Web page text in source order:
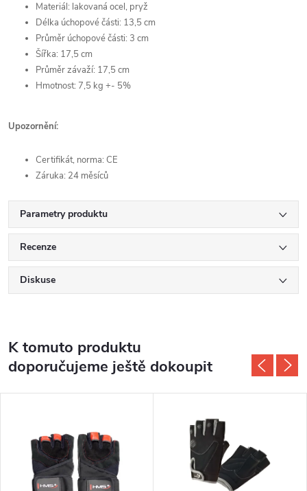
Materiál: lakovaná ocel, pryž
Délka úchopové části: 13,5 cm
Průměr úchopové části: 3 cm
Šířka: 17,5 cm
Průměr závaží: 17,5 cm
Hmotnost: 7,5 kg +- 5%
Upozornění:
Certifikát, norma: CE
Záruka: 24 měsíců
Parametry produktu
Recenze
Diskuse
K tomuto produktu
doporučujeme ještě dokoupit